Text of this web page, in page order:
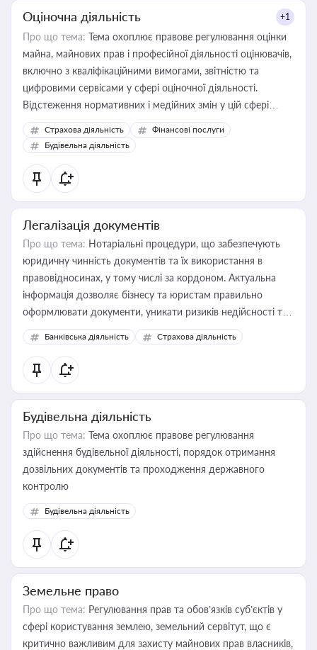
Оціночна діяльність +1
Про що тема: Тема охоплює правове регулювання оцінки
майна, майнових прав і професійної діяльності оцінювачів,
включно з кваліфікаційними вимогами, звітністю та
цифровими сервісами у сфері оціночної діяльності.
Відстеження нормативних і медійних змін у цій сфері
корисне для власника бізнесу, керівника, юриста або
бухгалтера під час оподаткування, приватизації, оренди
державного майна, корпоративних угод і перевірки
статусу суб'єктів оціночної діяльності
Страхова діяльність
Фінансові послуги
Будівельна діяльність
Легалізація документів
Про що тема: Нотаріальні процедури, що забезпечують
юридичну чинність документів та їх використання в
правовідносинах, у тому числі за кордоном. Актуальна
інформація дозволяє бізнесу та юристам правильно
оформлювати документи, уникати ризиків недійсності та
забезпечувати їх належне прийняття органами влади та
контрагентами
Банківська діяльність Страхова діяльність
Будівельна діяльність
Про що тема: Тема охоплює правове регулювання
здійснення будівельної діяльності, порядок отримання
дозвільних документів та проходження державного
контролю
Будівельна діяльність
Земельне право
Про що тема: Регулювання прав та обов’язків суб’єктів у
сфері користування землею, земельний сервітут, що є
критично важливим для захисту майнових прав власників,